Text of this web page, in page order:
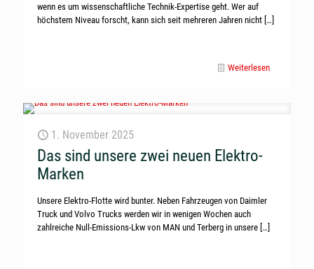
wenn es um wissenschaftliche Technik-Expertise geht. Wer auf
höchstem Niveau forscht, kann sich seit mehreren Jahren nicht […]
Weiterlesen
1. November 2025
Das sind unsere zwei neuen Elektro-
Marken
Unsere Elektro-Flotte wird bunter. Neben Fahrzeugen von Daimler
Truck und Volvo Trucks werden wir in wenigen Wochen auch
zahlreiche Null-Emissions-Lkw von MAN und Terberg in unsere […]